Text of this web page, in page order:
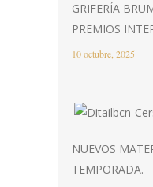
GRIFERÍA
PREMIOS
10 octubre, 2025
NUEVOS
TEMPORADA.